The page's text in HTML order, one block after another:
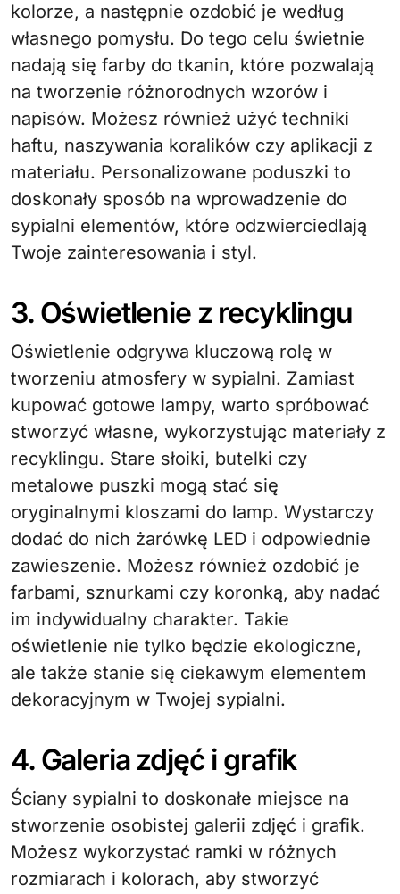
kolorze, a następnie ozdobić je według
własnego pomysłu. Do tego celu świetnie
nadają się farby do tkanin, które pozwalają
na tworzenie różnorodnych wzorów i
napisów. Możesz również użyć techniki
haftu, naszywania koralików czy aplikacji z
materiału. Personalizowane poduszki to
doskonały sposób na wprowadzenie do
sypialni elementów, które odzwierciedlają
Twoje zainteresowania i styl.
3. Oświetlenie z recyklingu
Oświetlenie odgrywa kluczową rolę w
tworzeniu atmosfery w sypialni. Zamiast
kupować gotowe lampy, warto spróbować
stworzyć własne, wykorzystując materiały z
recyklingu. Stare słoiki, butelki czy
metalowe puszki mogą stać się
oryginalnymi kloszami do lamp. Wystarczy
dodać do nich żarówkę LED i odpowiednie
zawieszenie. Możesz również ozdobić je
farbami, sznurkami czy koronką, aby nadać
im indywidualny charakter. Takie
oświetlenie nie tylko będzie ekologiczne,
ale także stanie się ciekawym elementem
dekoracyjnym w Twojej sypialni.
4. Galeria zdjęć i grafik
Ściany sypialni to doskonałe miejsce na
stworzenie osobistej galerii zdjęć i grafik.
Możesz wykorzystać ramki w różnych
rozmiarach i kolorach, aby stworzyć